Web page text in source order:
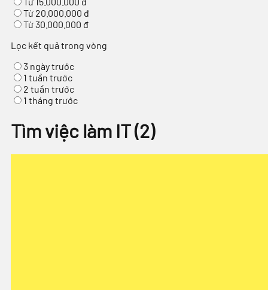
Từ 20.000.000 đ
Từ 30.000.000 đ
Lọc kết quả trong vòng
3 ngày trước
1 tuần trước
2 tuần trước
1 tháng trước
Tìm việc làm IT(2)